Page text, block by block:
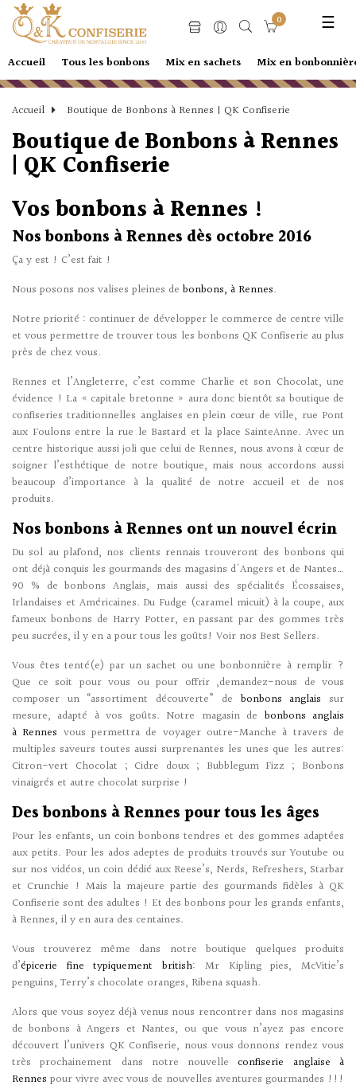
☰
0
Accueil Tous les bonbons Mix en sachets Mix en
Accueil Boutique de Bonbons à Rennes | QK Confiserie
Boutique de Bonbons à Rennes
| QK Confiserie
Vosbonbons à Rennes !
Nosbonbons à Rennes dès octobre 2016
Ça y est ! C’est fait !
Nous posons nos valises pleines de bonbons, à Rennes.
Notre priorité : continuer de développer le commerce de centre ­ville
et vous permettre de trouver tous les bonbons QK Confiserie au plus
près de chez vous.
Rennes et l’Angleterre, c’est comme Charlie et son Chocolat, une
évidence ! La « capitale bretonne » aura donc bientôt sa boutique de
confiseries traditionnelles anglaises en plein cœur de ville, rue Pont
aux Foulons entre la rue le Bastard et la place Sainte­Anne. Avec un
centre historique aussi joli que celui de Rennes, nous avons à cœur de
soigner l’esthétique de notre boutique, mais nous accordons aussi
beaucoup d’importance à la qualité de notre accueil et de nos
produits.
Nosbonbons à Rennes ont un nouvel écrin
Du sol au plafond, nos clients rennais trouveront des bonbons qui
ont déjà conquis les gourmands des magasins d'Angers et de Nantes…
90 % de bonbons Anglais, mais aussi des spécialités Écossaises,
Irlandaises et Américaines. Du Fudge (caramel mi­cuit) à la coupe, aux
fameux bonbons de Harry Potter, en passant par des gommes très
peu sucrées, il y en a pour tous les goûts! Voir nos Best ­Sellers.
Vous êtes tenté(e) par un sachet ou une bonbonnière à remplir ?
Que ce soit pour vous ou pour offrir ,demandez-­nous de vous
composer un “assortiment découverte” de bonbons anglais sur
mesure, adapté à vos goûts. Notre magasin de bonbons anglais
à Rennes vous permettra de voyager outre-­Manche à travers de
multiples saveurs toutes aussi surprenantes les unes que les autres:
Citron-­vert Chocolat ; Cidre doux ; Bubblegum Fizz ; Bonbons
vinaigrés et autre chocolat surprise !
Desbonbons à Rennespour tous les âges
Pour les enfants, un coin bonbons tendres et des gommes adaptées
aux petits. Pour les ados adeptes de produits trouvés sur Youtube ou
sur nos vidéos, un coin dédié aux Reese’s, Nerds, Refreshers, Starbar
et Crunchie ! Mais la majeure partie des gourmands fidèles à QK
Confiserie sont des adultes ! Et des bonbons pour les grands enfants,
à Rennes, il y en aura des centaines.
Vous trouverez même dans notre boutique quelques produits
d’épicerie fine typiquement british: Mr Kipling pies, McVitie’s
penguins, Terry’s chocolate oranges, Ribena squash.
Alors que vous soyez déjà venus nous rencontrer dans nos magasins
de bonbons à Angers et Nantes, ou que vous n’ayez pas encore
découvert l’univers QK Confiserie, nous vous donnons rendez vous
très prochainement dans notre nouvelle confiserie anglaise à
Rennes pour vivre avec vous de nouvelles aventures gourmandes !!!